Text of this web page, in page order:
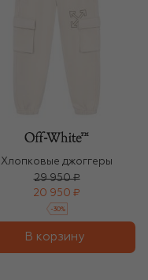
Хлопковые джоггеры
29 950 ₽
20 950 ₽
-30%
В корзину